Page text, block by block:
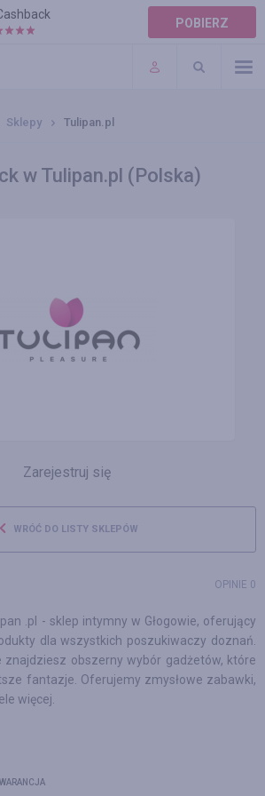
POBIERZ
Sklepy Tulipan.pl
w Tulipan.pl (Polska)
Zarejestruj się
WRÓĆ DO LISTY SKLEPÓW
OPINIE 0
.pl - sklep intymny w Głogowie, oferujący
dla wszystkich poszukiwaczy doznań.
znajdziesz obszerny wybór gadżetów, które
fantazje. Oferujemy zmysłowe zabawki,
więcej.